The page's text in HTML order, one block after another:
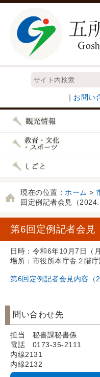
｜ お問い
現在の位置： ホーム >
回定例記者会見（
第6回定例記者会見
日時：令和6年10月7日（
場所：市役所本庁舎２階
第6回定例記者会見内容（
問い合わせ先
担当 秘書課秘書係
電話 0173-35-2111
内線2131
内線2132